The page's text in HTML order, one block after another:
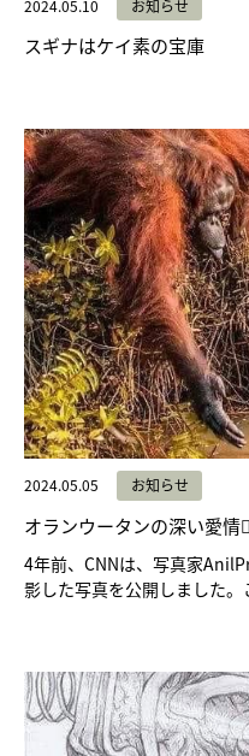
2024.05.10 お知らせ
スギナはケイ素の宝庫
2024.05.05 お知らせ
オランウータンの深い愛情
4年前、CNNは、写真家
影した写真を公開しました